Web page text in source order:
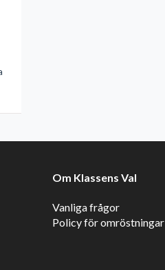
Om Klassens Val
Vanliga frågor
Policy för omröstningar